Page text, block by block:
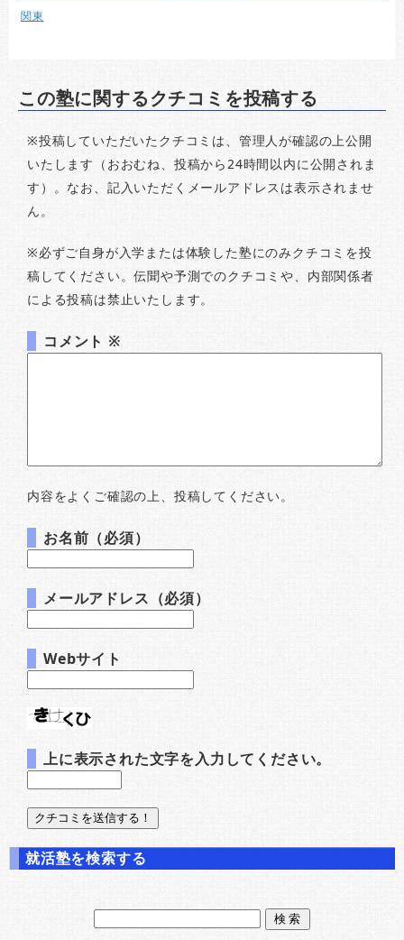
関東
この塾に関するクチコミを投稿する
※投稿していただいたクチコミは、管理人が確認の上公開
いたします（おおむね、投稿から24時間以内に公開されま
す）。なお、記入いただくメールアドレスは表示されませ
ん。
※必ずご自身が入学または体験した塾にのみクチコミを投
稿してください。伝聞や予測でのクチコミや、内部関係者
による投稿は禁止いたします。
コメント ※
内容をよくご確認の上、投稿してください。
お名前（必須）
メールアドレス（必須）
Webサイト
上に表示された文字を入力してください。
就活塾を検索する